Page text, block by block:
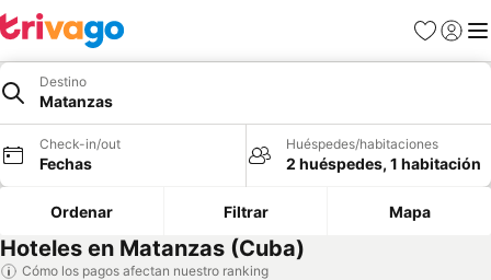
Favoritos
Iniciar
Destino
Matanzas
Check-in/out
Fechas
Huéspedes/habitaciones
2 huéspedes, 1 habitación
Ordenar Filtrar Mapa
Hoteles en Matanzas (Cuba)
Cómo los pagos afectan nuestro ranking